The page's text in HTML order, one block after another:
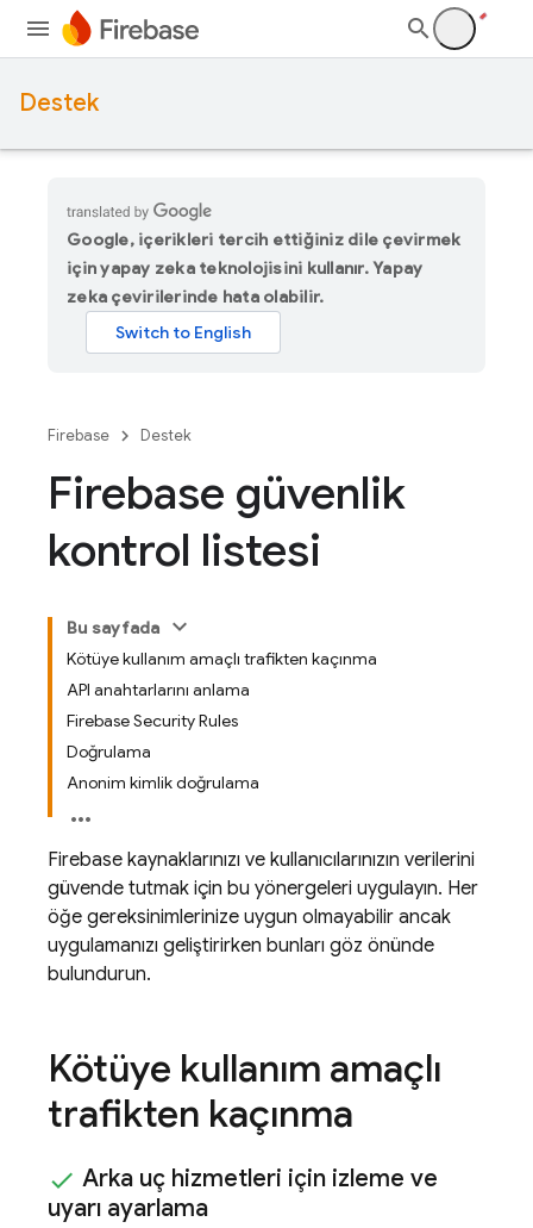
Destek
Google, içerikleri tercih ettiğiniz dile çevirmek
için yapay zeka teknolojisini kullanır. Yapay
zeka çevirilerinde hata olabilir.
Firebase Destek
Firebase güvenlik
kontrol listesi
Bu sayfada
Kötüye kullanım amaçlı trafikten kaçınma
API anahtarlarını anlama
Firebase Security Rules
Doğrulama
Anonim kimlik doğrulama
Firebase kaynaklarınızı ve kullanıcılarınızın verilerini
güvende tutmak için bu yönergeleri uygulayın. Her
öğe gereksinimlerinize uygun olmayabilir ancak
uygulamanızı geliştirirken bunları göz önünde
bulundurun.
Kötüye kullanım amaçlı
trafikten kaçınma
Arka uç hizmetleri için izleme ve
uyarı ayarlama